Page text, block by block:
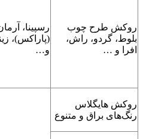
روکش طرح چوب
بلوط، گردو، راش،
افرا و …
رسپینا،
(پاراکس)،
و…
روکش هایگلاس
رنگ‌های براق و متنوع